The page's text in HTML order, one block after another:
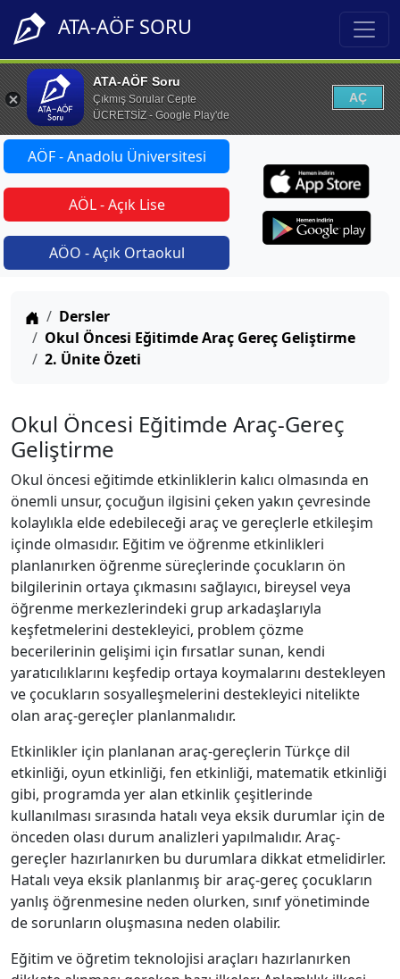
ATA-AÖF SORU
ATA-AÖF Soru
Çıkmış Sorular Cepte
ÜCRETSİZ - Google Play'de
AÇ
AÖF - Anadolu Üniversitesi
AÖL - Açık Lise
AÖO - Açık Ortaokul
Anasayfa
Dersler
Okul Öncesi Eğitimde Araç Gereç Geliştirme
2. Ünite Özeti
Okul Öncesi Eğitimde Araç-Gereç
Geliştirme
Okul öncesi eğitimde etkinliklerin kalıcı olmasında en
önemli unsur, çocuğun ilgisini çeken yakın çevresinde
kolaylıkla elde edebileceği araç ve gereçlerle etkileşim
içinde olmasıdır. Eğitim ve öğrenme etkinlikleri
planlanırken öğrenme süreçlerinde çocukların ön
bilgilerinin ortaya çıkmasını sağlayıcı, bireysel veya
öğrenme merkezlerindeki grup arkadaşlarıyla
keşfetmelerini destekleyici, problem çözme
becerilerinin gelişimi için fırsatlar sunan, kendi
yaratıcılıklarını keşfedip ortaya koymalarını destekleyen
ve çocukların sosyalleşmelerini destekleyici nitelikte
olan araç-gereçler planlanmalıdır.
Etkinlikler için planlanan araç-gereçlerin Türkçe dil
etkinliği, oyun etkinliği, fen etkinliği, matematik etkinliği
gibi, programda yer alan etkinlik çeşitlerinde
kullanılması sırasında hatalı veya eksik durumlar için de
önceden olası durum analizleri yapılmalıdır. Araç-
gereçler hazırlanırken bu durumlara dikkat etmelidirler.
Hatalı veya eksik planlanmış bir araç-gereç çocukların
yanlış öğrenmesine neden olurken, sınıf yönetiminde
de sorunların oluşmasına neden olabilir.
Eğitim ve öğretim teknolojisi araçları hazırlanırken